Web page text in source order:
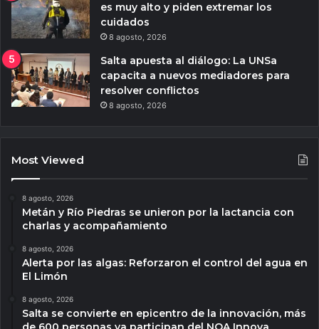
es muy alto y piden extremar los
cuidados
8 agosto, 2026
Salta apuesta al diálogo: La UNSa
capacita a nuevos mediadores para
resolver conflictos
8 agosto, 2026
Most Viewed
8 agosto, 2026
Metán y Río Piedras se unieron por la lactancia con
charlas y acompañamiento
8 agosto, 2026
Alerta por las algas: Reforzaron el control del agua en
El Limón
8 agosto, 2026
Salta se convierte en epicentro de la innovación, más